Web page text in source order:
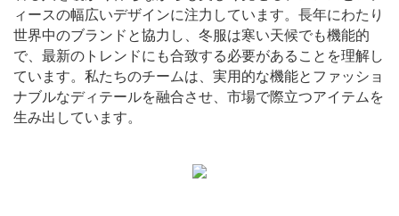
ィースの幅広いデザインに注力しています。長年にわたり
世界中のブランドと協力し、冬服は寒い天候でも機能的
で、最新のトレンドにも合致する必要があることを理解し
ています。私たちのチームは、実用的な機能とファッショ
ナブルなディテールを融合させ、市場で際立つアイテムを
生み出しています。